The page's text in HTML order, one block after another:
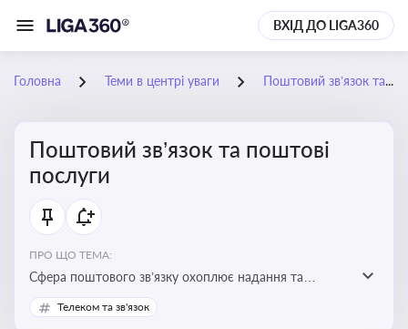
ВХІД ДО LIGA360
Головна Теми в центрі уваги Поштовий зв’язок та поштові послуги
Поштовий зв’язок та поштові
послуги
ПРО ЩО ТЕМА:
Сфера поштового зв’язку охоплює надання та
контроль послуг поштового обслуговування, що
регулюється спеціальним законодавством. Для
Телеком та зв'язок